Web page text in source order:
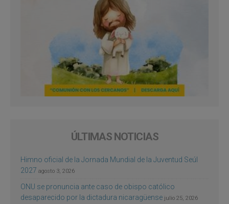
ÚLTIMAS NOTICIAS
Himno oficial de la Jornada Mundial de la Juventud Seúl
2027 agosto 3, 2026
ONU se pronuncia ante caso de obispo católico
desaparecido por la dictadura nicaragüense julio 25, 2026